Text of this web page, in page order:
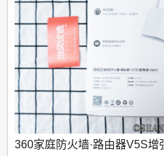
360家庭防火墙·路由器V5S